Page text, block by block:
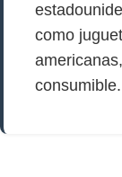
como
consumible.